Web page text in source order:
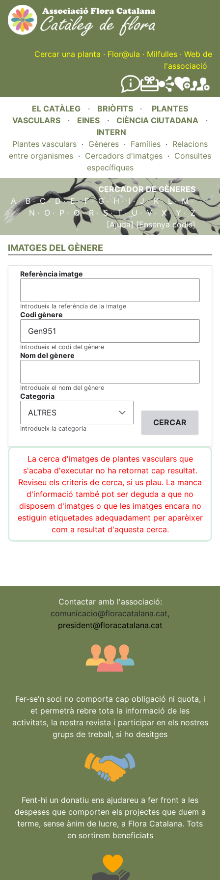
Skip
to
main
content
Cercar una planta · Flor@ula · Milfulles · Web de
l'associació
EL CATÀLEG · BRIÒFITS · PLANTES
VASCULARS · EINES · CIÈNCIA CIUTADANA ·
INTERN
Plantes vasculars · Gèneres · Famílies · Relacions
entre organismes · Cercadors d'imatges · Consultes
específiques
CERCADOR DE GÈNERES
A·B·C·D·E·F·G·H · I·J·K·L·M·
N · O · P · Q·R ·S·T·U ·V· X·Y ·Z
[Ajuda][Ensenya codis]
IMATGES DEL GÈNERE
Referència imatge
Introdueix la referència de la imatge
Codi gènere
Introdueix el codi del gènere
Nom del gènere
Introdueix el nom del gènere
Categoria
Introdueix la categoria
La cerca d'imatges de plantes vasculars que
s'acaba d'executar no ha retornat cap resultat.
Reviseu els criteris de cerca, si us plau. La manca
d'informació també pot ser deguda a que no
disposem d'imatges o que les imatges encara no
estiguin etiquetades adequadament per aparèixer
com a resultat d'aquesta cerca.
Contactar amb l'associació:
comunicacio@floracatalana.cat,
president@floracatalana.cat
Fer-se'n soci no comporta cap obligació ni quota, i
et permetrà rebre tota la informació de les
activitats, la nostra revista i participar en els nostres
grups de treball, si ho desitges
Fent-hi un donatiu ens ajudareu a fer front a les
despeses que comporten els projectes que duem a
terme, sense ànim de lucre, a Flora Catalana. Tots
en sortirem beneficiats